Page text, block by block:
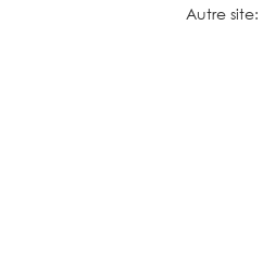
Autre site: